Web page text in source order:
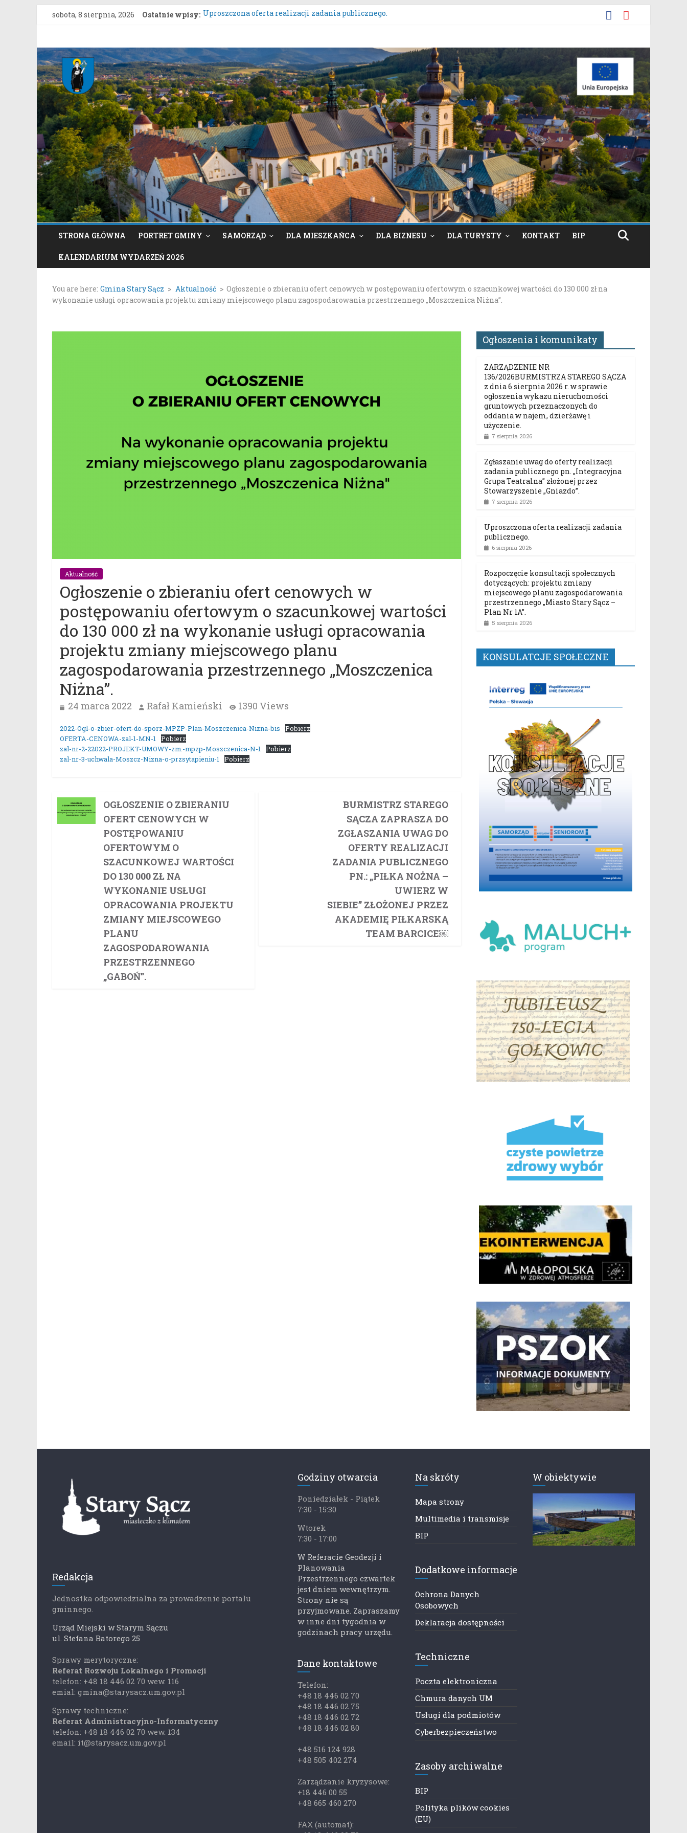
Przejdź
sobota, 8 sierpnia, 2026 Ostatnie wpisy: Uproszczona oferta realizacji zadania publicznego.
Konkurs Wieńców Dożynkowych Województwa Małopolskiego.
Zgłaszanie uwag do oferty realizacji zadania publicznego pn. „Integracyjna Grupa Teatralna” złożonej przez Stowarzyszenie „Gniazdo”.
Konsultacje społeczne dotyczące zmiany „Miejscowego planu zagospodarowania przestrzennego Mostki”.
Gmina
Stary
Sącz
Portal
samorządowy
Gminy
Stary
Sącz
STRONA GŁÓWNA PORTRET GMINY SAMORZĄD DLA MIESZKAŃCA DLA BIZNESU DLA TURYSTY KONTAKT BIP
KALENDARIUM WYDARZEŃ 2026
You are here: Gmina Stary Sącz > Aktualność > Ogłoszenie o zbieraniu ofert cenowych w postępowaniu ofertowym o szacunkowej wartości do 130 000 zł na
wykonanie usługi opracowania projektu zmiany miejscowego planu zagospodarowania przestrzennego „Moszczenica Niżna”.
Aktualność
Ogłoszenie o zbieraniu ofert cenowych w
postępowaniu ofertowym o szacunkowej wartości
do 130 000 zł na wykonanie usługi opracowania
projektu zmiany miejscowego planu
zagospodarowania przestrzennego „Moszczenica
Niżna”.
24 marca 2022 Rafał Kamieński 1390 Views
2022-Ogl-o-zbier-ofert-do-sporz-MPZP-Plan-Moszczenica-Nizna-bis
Pobierz
OFERTA-CENOWA-zal-1-MN-1
Pobierz
zal-nr-2-22022-PROJEKT-UMOWY-zm.-mpzp-Moszczenica-N-1
Pobierz
zal-nr-3-uchwala-Moszcz-Nizna-o-przsytapieniu-1
Pobierz
OGŁOSZENIE O ZBIERANIU
OFERT CENOWYCH W
POSTĘPOWANIU
OFERTOWYM O
SZACUNKOWEJ WARTOŚCI
DO 130 000 ZŁ NA
WYKONANIE USŁUGI
OPRACOWANIA PROJEKTU
ZMIANY MIEJSCOWEGO
PLANU
ZAGOSPODAROWANIA
PRZESTRZENNEGO
„GABOŃ”.
BURMISTRZ STAREGO
SĄCZA ZAPRASZA DO
ZGŁASZANIA UWAG DO
OFERTY REALIZACJI
ZADANIA PUBLICZNEGO
PN.: „PIŁKA NOŻNA –
UWIERZ W
SIEBIE” ZŁOŻONEJ PRZEZ
AKADEMIĘ PIŁKARSKĄ
TEAM BARCICE￼
Ogłoszenia i komunikaty
ZARZĄDZENIE NR
136/2026BURMISTRZA STAREGO SĄCZA
z dnia 6 sierpnia 2026 r. w sprawie
ogłoszenia wykazu nieruchomości
gruntowych przeznaczonych do
oddania w najem, dzierżawę i
użyczenie.
7 sierpnia 2026
Zgłaszanie uwag do oferty realizacji
zadania publicznego pn. „Integracyjna
Grupa Teatralna” złożonej przez
Stowarzyszenie „Gniazdo”.
7 sierpnia 2026
Uproszczona oferta realizacji zadania
publicznego.
6 sierpnia 2026
Rozpoczęcie konsultacji społecznych
dotyczących: projektu zmiany
miejscowego planu zagospodarowania
przestrzennego „Miasto Stary Sącz –
Plan Nr 1A”.
5 sierpnia 2026
KONSULATCJE SPOŁECZNE
Redakcja
Jednostka odpowiedzialna za prowadzenie portalu
gminnego.
Urząd Miejski w Starym Sączu
ul. Stefana Batorego 25
Sprawy merytoryczne:
Referat Rozwoju Lokalnego i Promocji
telefon: +48 18 446 02 70 wew. 116
emial: gmina@starysacz.um.gov.pl
Sprawy techniczne:
Referat Administracyjno-Informatyczny
telefon: +48 18 446 02 70 wew. 134
email: it@starysacz.um.gov.pl
Godziny otwarcia
Poniedziałek - Piątek
7:30 - 15:30
Wtorek
7:30 - 17:00
W Referacie Geodezji i
Planowania
Przestrzennego czwartek
jest dniem wewnętrzym.
Strony nie są
przyjmowane. Zapraszamy
w inne dni tygodnia w
godzinach pracy urzędu.
Dane kontaktowe
Telefon:
+48 18 446 02 70
+48 18 446 02 75
+48 18 446 02 72
+48 18 446 02 80
+48 516 124 928
+48 505 402 274
Zarządzanie kryzysowe:
+18 446 00 55
+48 665 460 270
FAX (automat):
Na skróty
Mapa strony
Multimedia i transmisje
BIP
Dodatkowe informacje
Ochrona Danych
Osobowych
Deklaracja dostępności
Techniczne
Poczta elektroniczna
Chmura danych UM
Usługi dla podmiotów
Cyberbezpieczeństwo
Zasoby archiwalne
BIP
Polityka plików cookies
(EU)
W obiektywie